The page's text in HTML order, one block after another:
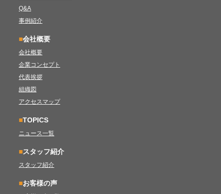
Q&A
事例紹介
■会社概要
会社概要
企業コンセプト
代表挨拶
組織図
アクセスマップ
■TOPICS
ニュース一覧
■スタッフ紹介
スタッフ紹介
■お客様の声